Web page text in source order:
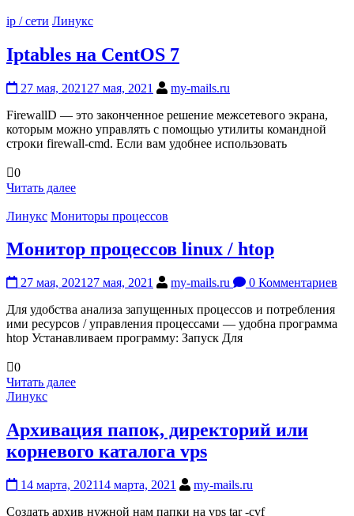
ip / сети Линукс
Iptables на CentOS 7
27 мая, 2021 27 мая, 2021
my-mails.ru
FirewallD — это законченное решение межсетевого экрана,
которым можно управлять с помощью утилиты командной
строки firewall-cmd. Если вам удобнее использовать
0
Читать далее
Линукс Мониторы процессов
Монитор процессов linux / htop
27 мая, 2021 27 мая, 2021 my-mails.ru
0 Комментариев
Для удобства анализа запущенных процессов и потребления
ими ресурсов / управления процессами — удобна программа
htop Устанавливаем программу: Запуск Для
0
Читать далее
Линукс
Архивация папок, директорий или
корневого каталога vps
14 марта, 202114 марта, 2021
my-mails.ru
Создать архив нужной нам папки на vps tar -cvf